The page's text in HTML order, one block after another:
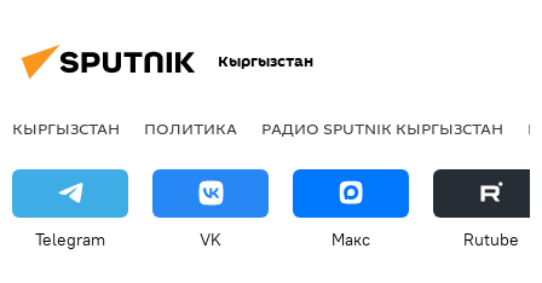
Кыргызстан
КЫРГЫЗСТАН ПОЛИТИКА РАДИО SPUTNIK КЫРГЫЗСТАН
Telegram VK Макс Rutube